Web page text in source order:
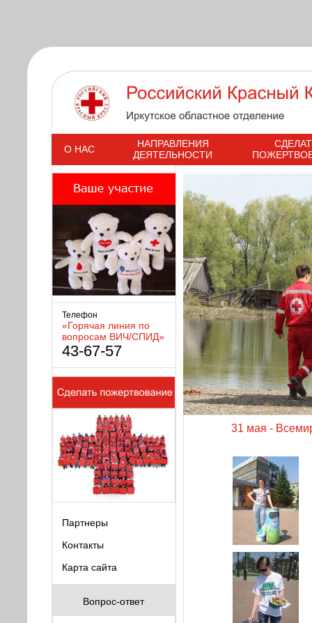
s
О НАС
НАПРАВЛЕНИЯ
ДЕЯТЕЛЬНОСТИ
Телефон
«Горячая линия по
вопросам ВИЧ/СПИД»
43-67-57
Партнеры
Контакты
Карта сайта
Вопрос-ответ
31 мая -